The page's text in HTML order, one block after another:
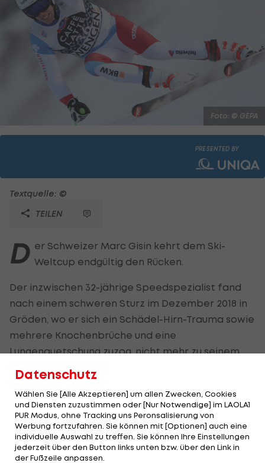
Foto: © GEPA
PRESENTED BY
Textquelle: ©
TEILEN
D er Schweizer Marc Gisin kehrt dem Ski-
Weltcup endgültig den Rücken.
Der inzwischen 32-jährige Speedspezialist fand
nach einem schweren Sturz im Dezember 2018 in
Gröden, wo er sich ein Schädel-Hirn-Trauma sowie
mehrere Knochenbrüche und eine
Lungenquetschung zuzog, nicht mehr zu seinem
vorherigen Leistungsvermögen zurück. Sein Körper
erholte sich nicht mehr gänzlich von den
schweren Verletzungen.
Seine besten Weltcup-Platzierungen sind zwei
fünfte Plätze (2016 und 2018) in Kitzbühel auf der
Streif.
Datenschutz
Wählen Sie [Alle Akzeptieren] um allen Zwecken, Cookies
und Diensten zuzustimmen oder [Nur Notwendige] im LAOLA1
PUR Modus, ohne Tracking uns Peronsalisierung von
Werbung fortzufahren. Sie können mit [Optionen] auch eine
individuelle Auswahl zu treffen. Sie können Ihre Einstellungen
jederzeit über den Button links unten bzw. über den Link in
der Fußzeile anpassen.